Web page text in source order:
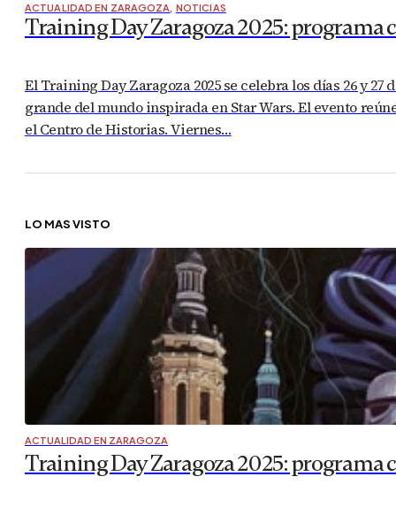
ACTUALIDAD EN ZARAGOZA, NOTICIAS
Training Day Zaragoza 2025: programa
El Training Day Zaragoza 2025 se celebra los días 26 y
grande del mundo inspirada en Star Wars. El evento
el Centro de Historias. Viernes…
LO MÁS VISTO
ACTUALIDAD EN ZARAGOZA
Training Day Zaragoza 2025: programa